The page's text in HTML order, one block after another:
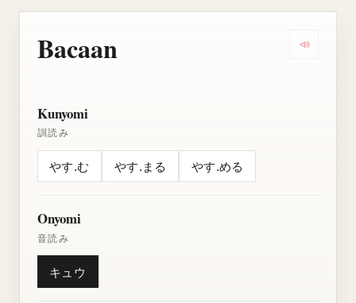
Bacaan
Kunyomi
訓読み
やす.む やす.まる やす.める
Onyomi
音読み
キュウ